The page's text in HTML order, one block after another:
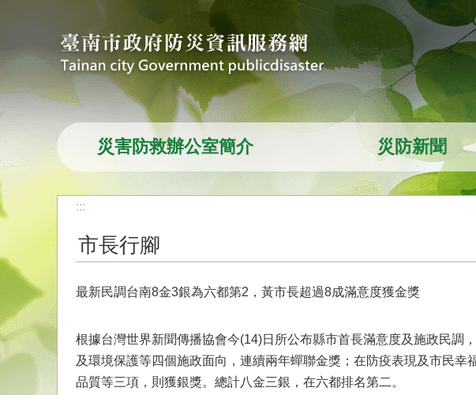
跳到主要內容區塊
災害防救辦公室簡介 災防新聞
:::
市長行腳
最新民調台南8金3銀為六都第2，黃市長超過8成滿意度獲金獎
根據台灣世界新聞傳播協會今(14)日所公布縣市首長滿意度及施政民調
及環境保護等四個施政面向，連續兩年蟬聯金獎；在防疫表現及市民
品質等三項，則獲銀獎。總計八金三銀，在六都排名第二。